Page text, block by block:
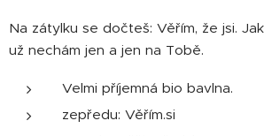
Na zátylku se dočteš: Věřím, že jsi.
už nechám jen a jen na Tobě.
Velmi příjemná bio bavlna.
zepředu: Věřím.si